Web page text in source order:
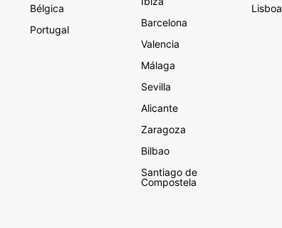
Bélgica
Portugal
Barcelona
Valencia
Málaga
Sevilla
Alicante
Zaragoza
Bilbao
Santiago de
Compostela
Lisboa